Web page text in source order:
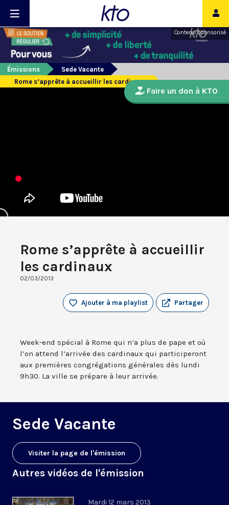
Contenu sponsorisé
Émissions
Sede Vacante
Rome s’apprête à accueillir les cardinaux
Rome s’apprête à accueillir
les cardinaux
02/03/2013
Partager
Ajouter à ma playlist
Week-end spécial à Rome qui n’a plus de pape et où
l’on attend l’arrivée des cardinaux qui participeront
aux premières congrégations générales dès lundi
9h30. La ville se prépare à leur arrivée.
Sede Vacante
Visiter la page de l'émission
Autres vidéos de l'émission
Mardi 12 mars 2013
Faire un don à KTO